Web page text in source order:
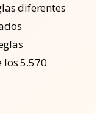
diferentes
los 5.570